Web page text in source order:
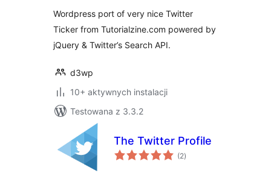
Wordpress port of very nice Twitter
Ticker from Tutorialzine.com powered by
jQuery & Twitter’s Search API.
d3wp
10+ aktywnych instalacji
Testowana z 3.3.2
The Twitter Profile
(2wszystkich
ocen
)